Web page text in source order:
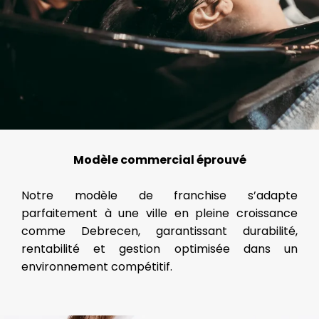
Modèle commercial éprouvé
Notre modèle de franchise s’adapte
parfaitement à une ville en pleine croissance
comme Debrecen, garantissant durabilité,
rentabilité et gestion optimisée dans un
environnement compétitif.